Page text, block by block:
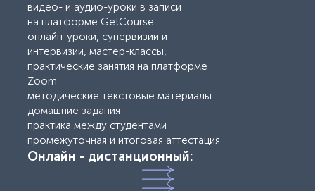
видео- и аудио-уроки в записи
на платформе GetCourse
онлайн-уроки, супервизии и
интервизии, мастер-классы,
практические занятия на платформе
Zoom
методические текстовые материалы
домашние задания
практика между студентами
промежуточная и итоговая аттестация
Онлайн - дистанционный: